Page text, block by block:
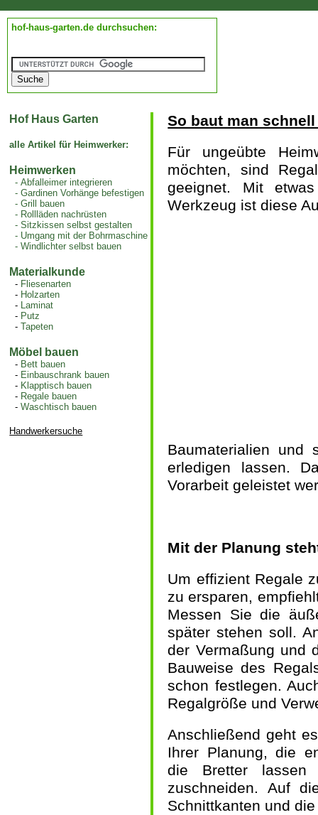
hof-haus-garten.de durchsuchen:
Hof Haus Garten
alle Artikel für Heimwerker:
Heimwerken
-Abfalleimer integrieren
-Gardinen Vorhänge befestigen
-Grill bauen
- Rollläden nachrüsten
-Sitzkissen selbst gestalten
- Umgang mit der Bohrmaschine
-Windlichter selbst bauen
Materialkunde
- Fliesenarten
- Holzarten
- Laminat
- Putz
-Tapeten
Möbel bauen
- Bett bauen
- Einbauschrank bauen
- Klapptisch bauen
- Regale bauen
-Waschtisch bauen
Handwerkersuche
So baut man
Für ungeübte
möchten, sind
geeignet. Mit
Werkzeug ist diese
Baumaterialien und
erledigen lassen.
Vorarbeit geleistet
Mit der Planung
Um effizient Regale
zu ersparen,
Messen Sie die
später stehen soll.
der Vermaßung und
Bauweise des
schon festlegen.
Regalgröße und
Anschließend geht
Ihrer Planung, die
die Bretter
zuschneiden. Auf
Schnittkanten und